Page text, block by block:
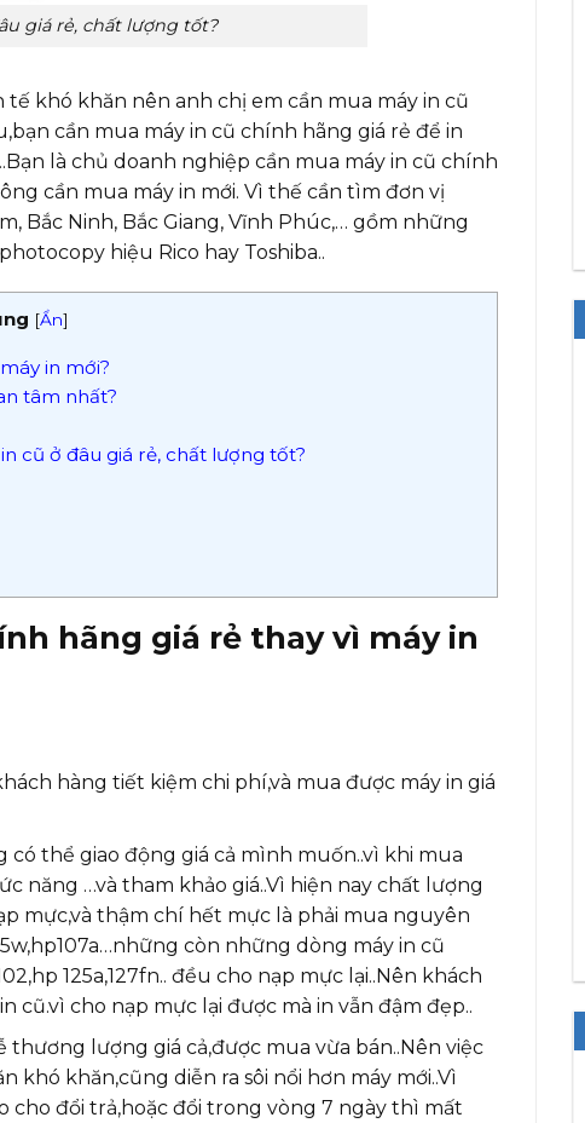
giá rẻ, chất lượng tốt?
tế khó khăn nên anh chị em cần mua máy in cũ
cần mua máy in cũ chính hãng giá rẻ để in
là chủ doanh nghiệp cần mua máy in cũ chính
cần mua máy in mới. Vì thế cần tìm đơn vị
Bắc Ninh, Bắc Giang, Vĩnh Phúc,… gồm những
hiệu Rico hay Toshiba..
[Ẩn]
in mới?
tâm nhất?
cũ ở đâu giá rẻ, chất lượng tốt?
hãng giá rẻ thay vì máy in
hàng tiết kiệm chi phí,và mua được máy in giá
thể giao động giá cả mình muốn..vì khi mua
năng …và tham khảo giá..Vì hiện nay chất lượng
mực,và thậm chí hết mực là phải mua nguyên
còn những dòng máy in cũ
125a,127fn.. đều cho nạp mực lại..Nên khách
cho nạp mực lại được mà in vẫn đậm đẹp..
lượng giá cả,được mua vừa bán..Nên việc
khó khăn,cũng diễn ra sôi nổi hơn máy mới..Vì
cho đổi trả,hoặc đổi trong vòng 7 ngày thì mất